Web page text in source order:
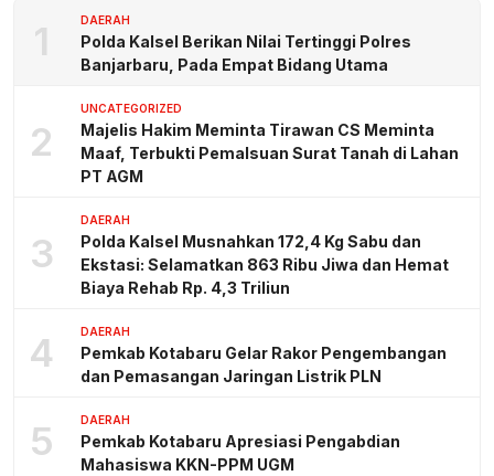
1 DAERAH
Polda Kalsel Berikan Nilai Tertinggi Polres
Banjarbaru, Pada Empat Bidang Utama
2
UNCATEGORIZED
Majelis Hakim Meminta Tirawan CS Meminta
Maaf, Terbukti Pemalsuan Surat Tanah di Lahan
PT AGM
3
DAERAH
Polda Kalsel Musnahkan 172,4 Kg Sabu dan
Ekstasi: Selamatkan 863 Ribu Jiwa dan Hemat
Biaya Rehab Rp. 4,3 Triliun
4 DAERAH
Pemkab Kotabaru Gelar Rakor Pengembangan
dan Pemasangan Jaringan Listrik PLN
5 DAERAH
Pemkab Kotabaru Apresiasi Pengabdian
Mahasiswa KKN-PPM UGM